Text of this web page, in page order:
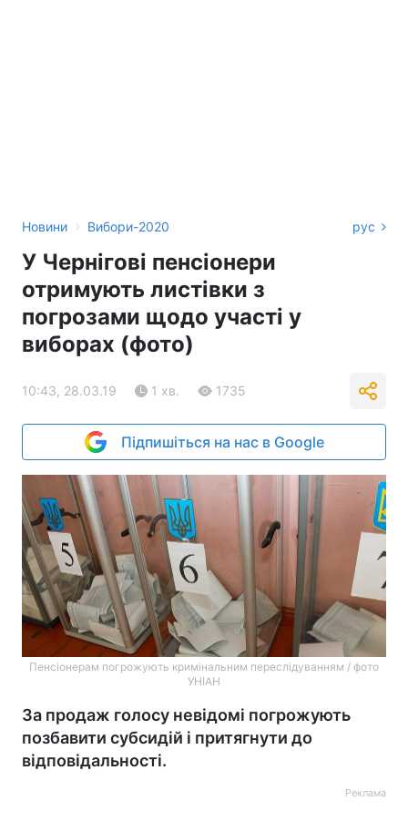
Новини › Вибори-2020 рус
У Чернігові пенсіонери
отримують листівки з
погрозами щодо участі у
виборах (фото)
10:43, 28.03.19 1 хв. 1735
Підпишіться на нас в Google
Пенсіонерам погрожують кримінальним переслідуванням / фото
УНІАН
За продаж голосу невідомі погрожують
позбавити субсидій і притягнути до
відповідальності.
Реклама